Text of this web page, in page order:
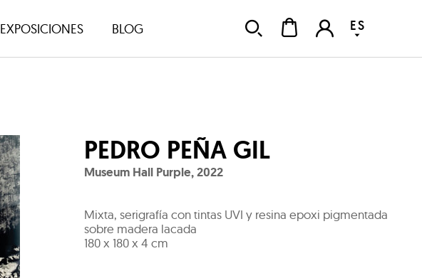
EXPOSICIONES BLOG ES
PEDRO PEÑA GIL
Museum Hall Purple,2022
Mixta, serigrafía con tintas UVI y resina epoxi pigmentada
sobre madera lacada
180 x 180 x 4 cm